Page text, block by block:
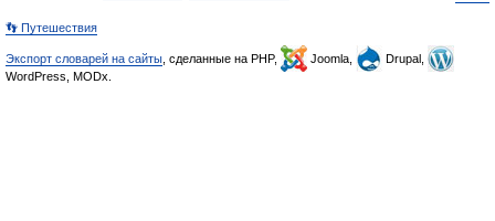
👣 Путешествия
Экспорт словарей на сайты , сделанные на PHP, Joomla,
Drupal,
WordPress, MODx.